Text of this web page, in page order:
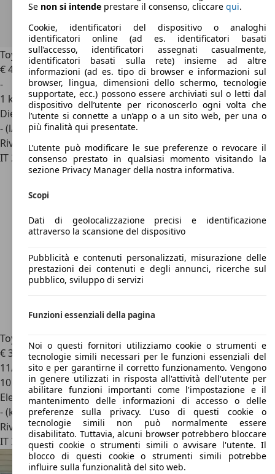
Toyota Proace2.2D 150cv M/T L1 Executive 8 p.
€ 40.600
-
1 km
Diesel
- (l/100 km)
Rivenditore
IT 20126Milano - Mi
Toyota Proace
€ 31.9001
11/2025
10 km
Elettrica
- (kWh/100 km)
Rivenditore
IT 35010Limena - Pd
Se non si intende prestare il consenso, cliccare qui.
Cookie, identificatori del dispositivo o analoghi
identificatori online (ad es. identificatori basati
sull’accesso, identificatori assegnati casualmente,
identificatori basati sulla rete) insieme ad altre
informazioni (ad es. tipo di browser e informazioni sul
browser, lingua, dimensioni dello schermo, tecnologie
supportate, ecc.) possono essere archiviati sul o letti dal
dispositivo dell’utente per riconoscerlo ogni volta che
l’utente si connette a un’app o a un sito web, per una o
più finalità qui presentate.
L’utente può modificare le sue preferenze o revocare il
consenso prestato in qualsiasi momento visitando la
sezione Privacy Manager della nostra informativa.
Scopi
Dati di geolocalizzazione precisi e identificazione
attraverso la scansione del dispositivo
Pubblicità e contenuti personalizzati, misurazione delle
prestazioni dei contenuti e degli annunci, ricerche sul
pubblico, sviluppo di servizi
Funzioni essenziali della pagina
Noi o questi fornitori utilizziamo cookie o strumenti e
tecnologie simili necessari per le funzioni essenziali del
sito e per garantirne il corretto funzionamento. Vengono
in genere utilizzati in risposta all'attività dell'utente per
abilitare funzioni importanti come l'impostazione e il
mantenimento delle informazioni di accesso o delle
preferenze sulla privacy. L'uso di questi cookie o
tecnologie simili non può normalmente essere
disabilitato. Tuttavia, alcuni browser potrebbero bloccare
questi cookie o strumenti simili o avvisare l'utente. Il
blocco di questi cookie o strumenti simili potrebbe
influire sulla funzionalità del sito web.